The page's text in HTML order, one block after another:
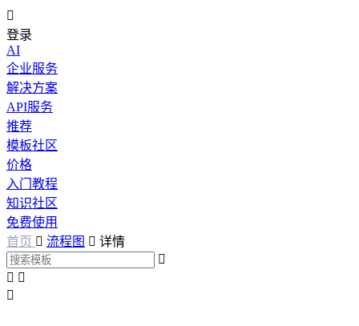

登录
AI
企业服务
解决方案
API服务
推荐
模板社区
价格
入门教程
知识社区
免费使用
首页  流程图  详情

 
